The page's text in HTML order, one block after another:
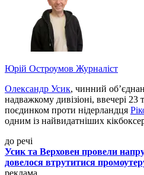
Юрій Остроумов Журналіст
Олександр Усик, чинний
надважкому дивізіоні, ввечері
поєдинком проти нідерландця
одним із найвидатніших
до речі
Усик та Верховен провели
довелося втрутитися